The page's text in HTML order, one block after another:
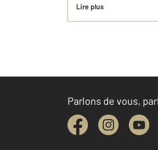
Lire plus
Parlons de vous,